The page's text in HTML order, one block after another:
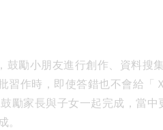
勵小朋友進行創作、資料搜
習作時，即使答錯也不會給「
勵家長與子女一起完成，當